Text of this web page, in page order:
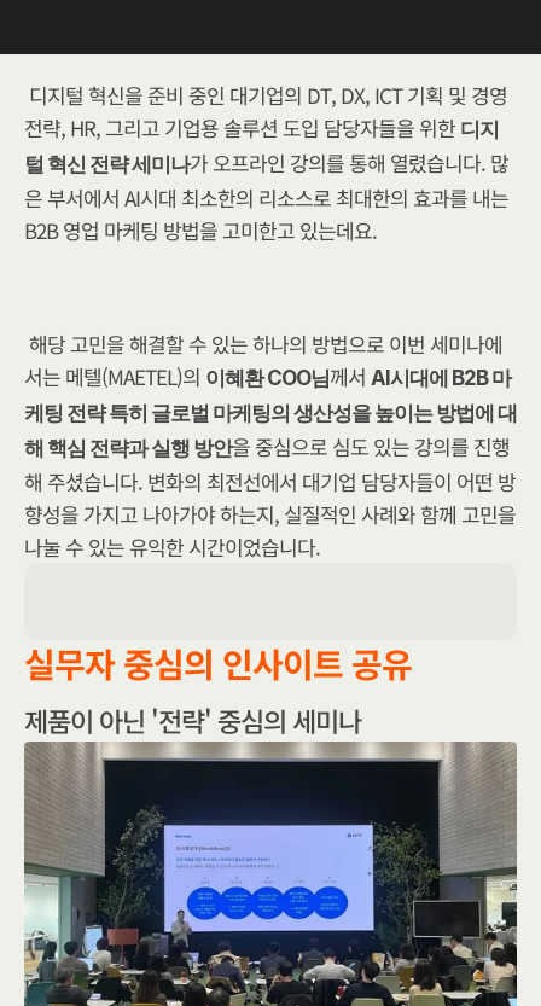
디지털 혁신을 준비 중인 대기업의 DT, DX, ICT 기획 및 경영
전략, HR, 그리고 기업용 솔루션 도입 담당자들을 위한 디지
털 혁신 전략 세미나가 오프라인 강의를 통해 열렸습니다. 많
은 부서에서 AI시대 최소한의 리소스로 최대한의 효과를 내는
B2B 영업 마케팅 방법을 고미한고 있는데요.
해당 고민을 해결할 수 있는 하나의 방법으로 이번 세미나에
서는 메텔(MAETEL)의 이혜환 COO님께서 AI시대에 B2B 마
케팅 전략 특히 글로벌 마케팅의 생산성을 높이는 방법에 대
해 핵심 전략과 실행 방안을 중심으로 심도 있는 강의를 진행
해 주셨습니다. 변화의 최전선에서 대기업 담당자들이 어떤 방
향성을 가지고 나아가야 하는지, 실질적인 사례와 함께 고민을
나눌 수 있는 유익한 시간이었습니다.
실무자 중심의 인사이트 공유
제품이 아닌 '전략' 중심의 세미나